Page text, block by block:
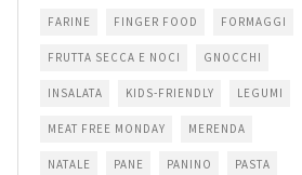
FARINE FINGER FOOD FORMAGGI
FRUTTA SECCA E NOCI GNOCCHI
INSALATA KIDS-FRIENDLY LEGUMI
MEAT FREE MONDAY MERENDA
NATALE PANE PANINO PASTA